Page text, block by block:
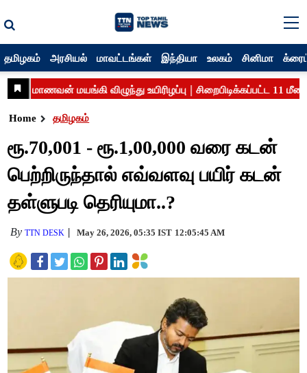
தமிழகம் அரசியல் மாவட்டங்கள் இந்தியா உலகம் சினிமா
Home தமிழகம்
ரூ.70,001 - ரூ.1,00,000 வரை கடன்
பெற்றிருந்தால் எவ்வளவு பயிர் கடன்
தள்ளுபடி தெரியுமா..?
ByTTN DESK May 26, 2026, 05:35 IST 12:05:45 AM